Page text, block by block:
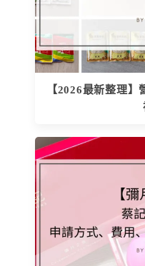
【2026最新整理】